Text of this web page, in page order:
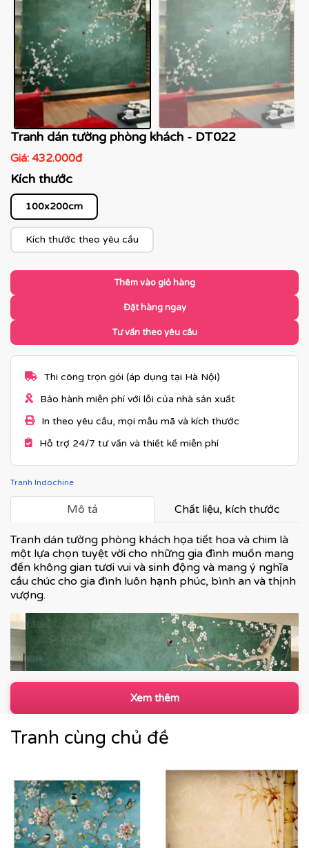
Tranh dán tường phòng khách - DT022
Giá: 432.000đ
Kích thước
100x200cm
Kích thước theo yêu cầu
Thêm vào giỏ hàng
Đặt hàng ngay
Tư vấn theo yêu cầu
Thi công trọn gói (áp dụng tại Hà Nội)
Bảo hành miễn phí với lỗi của nhà sản xuất
In theo yêu cầu, mọi mẫu mã và kích thước
Hỗ trợ 24/7 tư vấn và thiết kế miễn phí
Tranh Indochine
Mô tả Chất liệu, kích thước
Tranh dán tường phòng khách họa tiết hoa và chim là
một lựa chọn tuyệt vời cho những gia đình muốn mang
đến không gian tươi vui và sinh động và mang ý nghĩa
cầu chúc cho gia đình luôn hạnh phúc, bình an và thịnh
vượng.
Xem thêm
Tranh cùng chủ đề